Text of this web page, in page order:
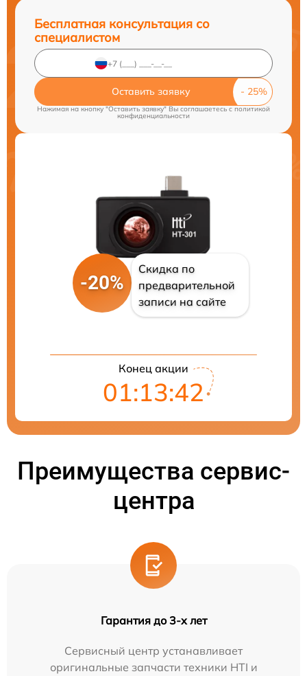
Бесплатная консультация со
специалистом
Оставить заявку
Нажимая на кнопку "Оставить заявку" Вы соглашаетесь cполитикой
конфиденциальности
-20%
Скидка по
предварительной
записи на сайте
Конец акции
01:13:41
Преимущества сервис-
центра
Гарантия до 3-х лет
Сервисный центр устанавливает
оригинальные запчасти техники HTI и